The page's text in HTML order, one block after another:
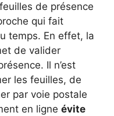
de présence
qui fait
temps. En effet, la
de valider
Il n’est
les feuilles, de
par voie postale
en ligne évite